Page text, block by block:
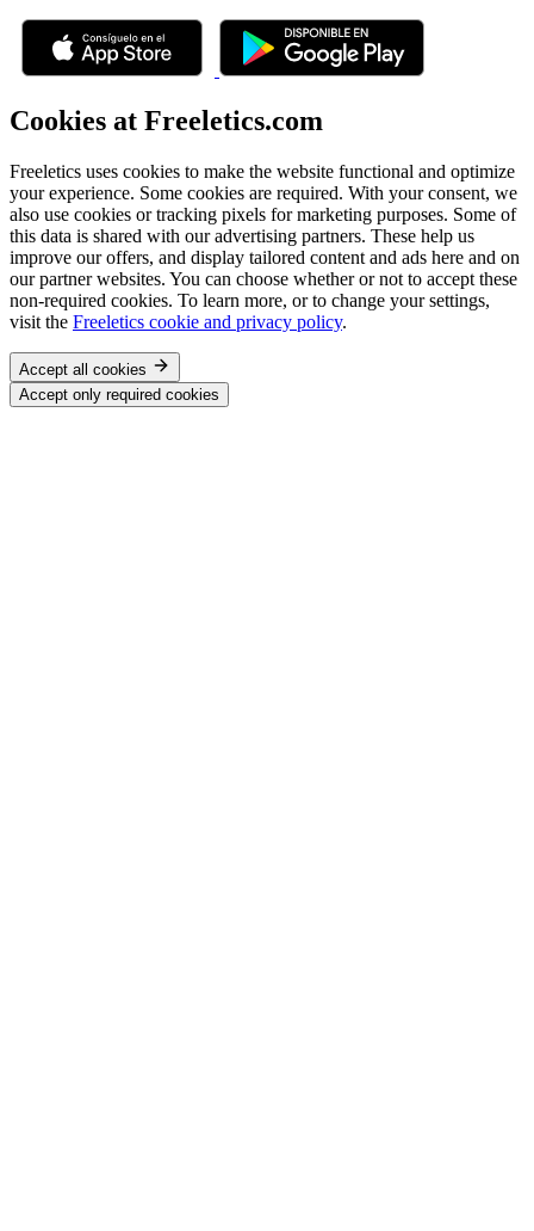
Cookies at Freeletics.com
Freeletics uses cookies to make the website functional and optimize
your experience. Some cookies are required. With your consent, we
also use cookies or tracking pixels for marketing purposes. Some of
this data is shared with our advertising partners. These help us
improve our offers, and display tailored content and ads here and on
our partner websites. You can choose whether or not to accept these
non-required cookies. To learn more, or to change your settings,
visit the Freeletics cookie and privacy policy.
Accept all cookies
Accept only required cookies